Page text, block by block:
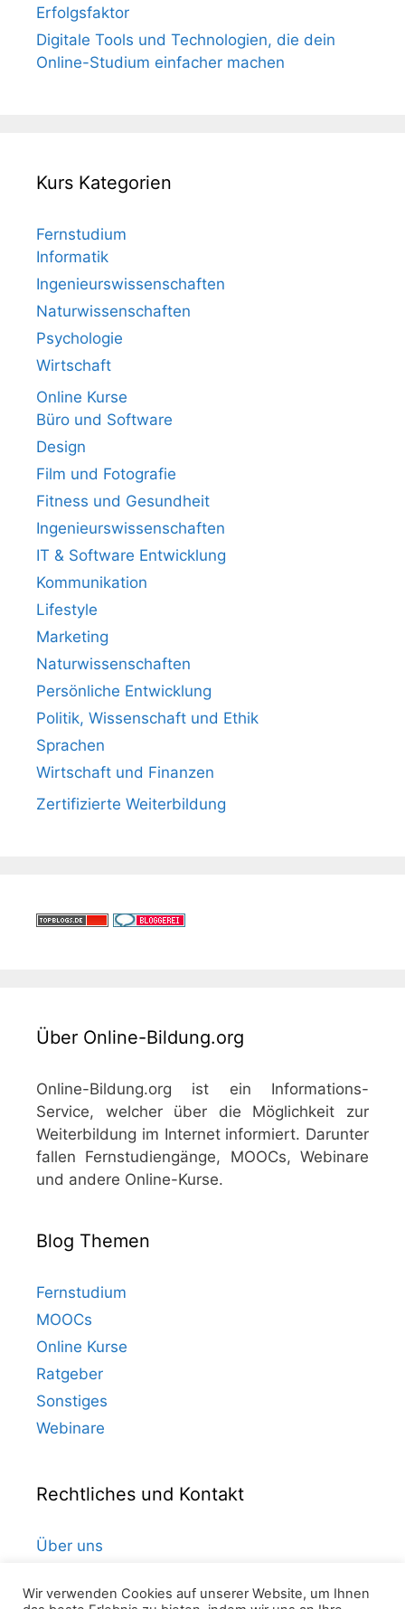
Erfolgsfaktor
Digitale Tools und Technologien, die dein
Online-Studium einfacher machen
Kurs Kategorien
Fernstudium
Informatik
Ingenieurswissenschaften
Naturwissenschaften
Psychologie
Wirtschaft
Online Kurse
Büro und Software
Design
Film und Fotografie
Fitness und Gesundheit
Ingenieurswissenschaften
IT & Software Entwicklung
Kommunikation
Lifestyle
Marketing
Naturwissenschaften
Persönliche Entwicklung
Politik, Wissenschaft und Ethik
Sprachen
Wirtschaft und Finanzen
Zertifizierte Weiterbildung
Über Online-Bildung.org
Online-Bildung.org ist ein Informations-
Service, welcher über die Möglichkeit zur
Weiterbildung im Internet informiert. Darunter
fallen Fernstudiengänge, MOOCs, Webinare
und andere Online-Kurse.
Blog Themen
Fernstudium
MOOCs
Online Kurse
Ratgeber
Sonstiges
Webinare
Rechtliches und Kontakt
Über uns
Datenschutz
Wir verwenden Cookies auf unserer Website, um Ihnen